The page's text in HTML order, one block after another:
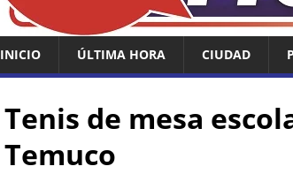
INICIO ÚLTIMA HORA CIUDAD
Tenis de mesa
Temuco